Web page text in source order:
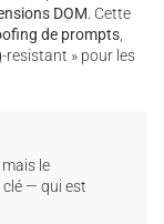
DOM . Cette
de prompts
resistant » pour les
le
clé — qui est